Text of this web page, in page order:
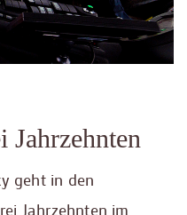
Jahrzehnten
geht in den
Jahrzehnten im